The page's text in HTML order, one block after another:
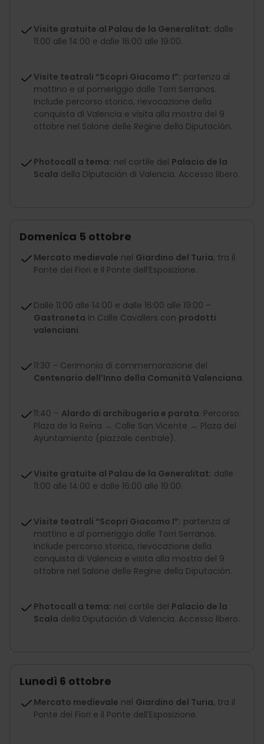
Visite gratuite al Palau de la Generalitat: dalle
11:00 alle 14:00 e dalle 16:00 alle 19:00.
Visite teatrali “Scopri Giacomo I”: partenza al
mattino e al pomeriggio dalle Torri Serranos.
Include percorso storico, rievocazione della
conquista di Valencia e visita alla mostra del 9
ottobre nel Salone delle Regine della Diputación.
Photocall a tema: nel cortile del Palacio de la
Scala della Diputación di Valencia. Accesso libero.
Domenica 5 ottobre
Mercato medievale nel Giardino del Turia, tra il
Ponte dei Fiori e il Ponte dell’Esposizione.
Dalle 11:00 alle 14:00 e dalle 16:00 alle 19:00 –
Gastroneta in Calle Cavallers con prodotti
valenciani.
11:30 – Cerimonia di commemorazione del
Centenario dell’Inno della Comunità Valenciana.
11:40 – Alardo di archibugeria e parata. Percorso:
Plaza de la Reina → Calle San Vicente → Plaza del
Ayuntamiento (piazzale centrale).
Visite gratuite al Palau de la Generalitat: dalle
11:00 alle 14:00 e dalle 16:00 alle 19:00.
Visite teatrali “Scopri Giacomo I”: partenza al
mattino e al pomeriggio dalle Torri Serranos.
Include percorso storico, rievocazione della
conquista di Valencia e visita alla mostra del 9
ottobre nel Salone delle Regine della Diputación.
Photocall a tema: nel cortile del Palacio de la
Scala della Diputación di Valencia. Accesso libero.
Lunedì 6 ottobre
Mercato medievale nel Giardino del Turia, tra il
Ponte dei Fiori e il Ponte dell’Esposizione.